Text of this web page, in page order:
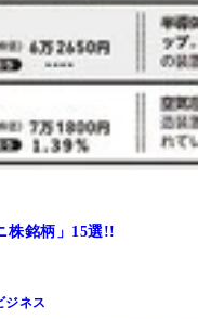
株銘柄」15選!!
ジネス